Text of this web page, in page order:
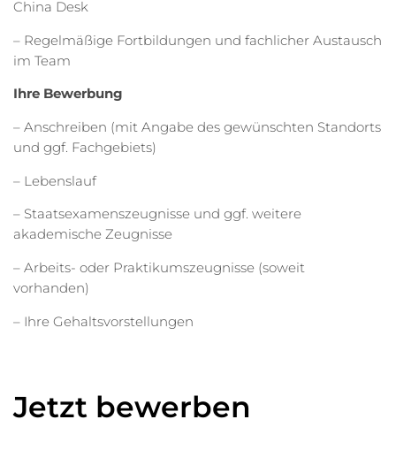
China Desk
– Regelmäßige Fortbildungen und fachlicher Austausch
im Team
Ihre Bewerbung
– Anschreiben (mit Angabe des gewünschten Standorts
und ggf. Fachgebiets)
– Lebenslauf
– Staatsexamenszeugnisse und ggf. weitere
akademische Zeugnisse
– Arbeits- oder Praktikumszeugnisse (soweit
vorhanden)
– Ihre Gehaltsvorstellungen
Jetzt bewerben